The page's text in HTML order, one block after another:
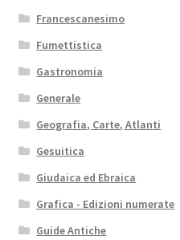
Francescanesimo
Fumettistica
Gastronomia
Generale
Geografia, Carte, Atlanti
Gesuitica
Giudaica ed Ebraica
Grafica - Edizioni numerate
Guide Antiche